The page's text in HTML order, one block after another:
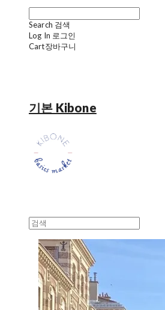
Search 검색
Log In 로그인
Cart장바구니
기본 Kibone